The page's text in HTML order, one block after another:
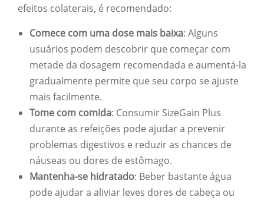
efeitos colaterais, é recomendado:
Comece com uma dose mais baixa: Alguns
usuários podem descobrir que começar com
metade da dosagem recomendada e aumentá-la
gradualmente permite que seu corpo se ajuste
mais facilmente.
Tome com comida: Consumir SizeGain Plus
durante as refeições pode ajudar a prevenir
problemas digestivos e reduzir as chances de
náuseas ou dores de estômago.
Mantenha-se hidratado: Beber bastante água
pode ajudar a aliviar leves dores de cabeça ou